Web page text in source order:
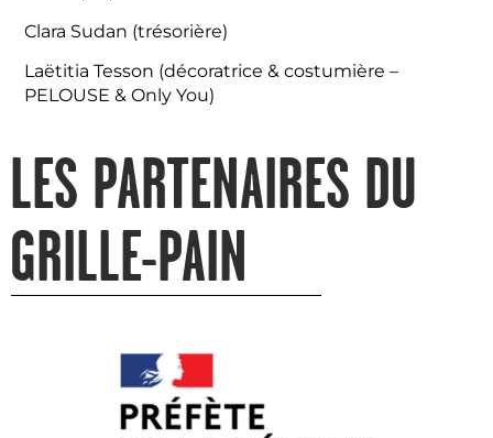
Clara Sudan (trésorière)
Laëtitia Tesson (décoratrice & costumière –
PELOUSE & Only You)
LES PARTENAIRES DU
GRILLE-PAIN